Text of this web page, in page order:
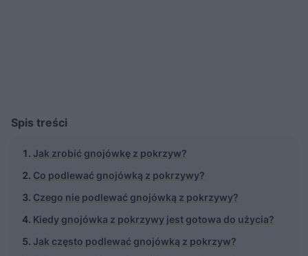
Spis treści
Jak zrobić gnojówkę z pokrzyw?
Co podlewać gnojówką z pokrzywy?
Czego nie podlewać gnojówką z pokrzywy?
Kiedy gnojówka z pokrzywy jest gotowa do użycia?
Jak często podlewać gnojówką z pokrzyw?